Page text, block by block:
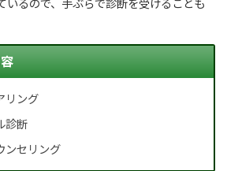
いるので、手ぶらで診断を受けることも
リング
診断
ンセリング